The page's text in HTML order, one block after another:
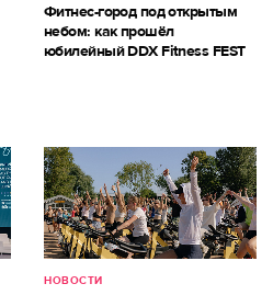
Фитнес-город под открытым
небом: как прошёл
юбилейный DDX Fitness FEST
НОВОСТИ